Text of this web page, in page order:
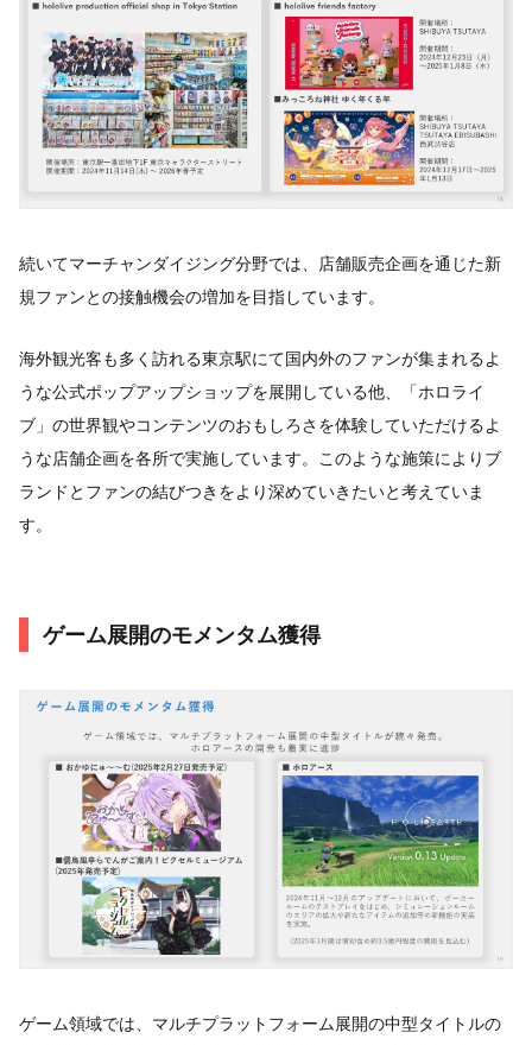
続いてマーチャンダイジング分野では、店舗販売企画を通じた新
規ファンとの接触機会の増加を目指しています。
海外観光客も多く訪れる東京駅にて国内外のファンが集まれるよ
うな公式ポップアップショップを展開している他、「ホロライ
ブ」の世界観やコンテンツのおもしろさを体験していただけるよ
うな店舗企画を各所で実施しています。このような施策によりブ
ランドとファンの結びつきをより深めていきたいと考えていま
す。
ゲーム展開のモメンタム獲得
ゲーム領域では、マルチプラットフォーム展開の中型タイトルの